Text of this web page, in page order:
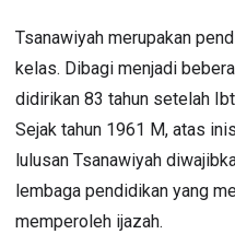
Tsanawiyah merupakan
kelas. Dibagi menjadi
didirikan 83 tahun setelah
Sejak tahun 1961 M, atas
lulusan Tsanawiyah
lembaga pendidikan yang
memperoleh ijazah.